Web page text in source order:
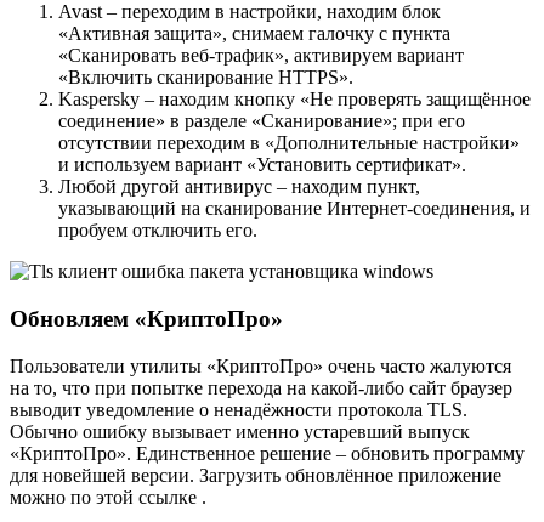
Avast – переходим в настройки, находим блок
«Активная защита», снимаем галочку с пункта
«Сканировать веб-трафик», активируем вариант
«Включить сканирование HTTPS».
Kaspersky – находим кнопку «Не проверять защищённое
соединение» в разделе «Сканирование»; при его
отсутствии переходим в «Дополнительные настройки»
и используем вариант «Установить сертификат».
Любой другой антивирус – находим пункт,
указывающий на сканирование Интернет-соединения, и
пробуем отключить его.
Обновляем «КриптоПро»
Пользователи утилиты «КриптоПро» очень часто жалуются
на то, что при попытке перехода на какой-либо сайт браузер
выводит уведомление о ненадёжности протокола TLS.
Обычно ошибку вызывает именно устаревший выпуск
«КриптоПро». Единственное решение – обновить программу
для новейшей версии. Загрузить обновлённое приложение
можно по этой ссылке .